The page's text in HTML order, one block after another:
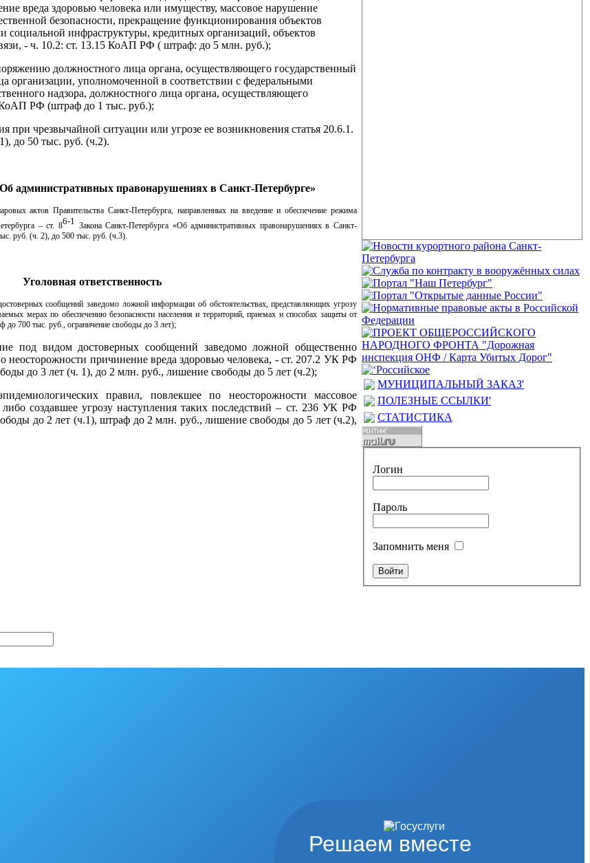
вреда здоровью человека или имуществу, массовое нарушение
безопасности, прекращение функционирования объектов
социальной инфраструктуры, кредитных организаций, объектов
- ч. 10.2: ст. 13.15 КоАП РФ ( штраф: до 5 млн. руб.);
должностного лица органа, осуществляющего государственный
организации, уполномоченной в соответствии с федеральными
надзора, должностного лица органа, осуществляющего
РФ (штраф до 1 тыс. руб.);
при чрезвычайной ситуации или угрозе ее возникновения статья 20.6.1.
до 50 тыс. руб. (ч.2).
административных правонарушениях в Санкт-Петербурге»
актов Правительства Санкт-Петербурга, направленных на введение и обеспечение режима
– ст. 86-1 Закона Санкт-Петербурга «Об административных правонарушениях в Санкт-
руб. (ч. 2), до 500 тыс. руб. (ч.3).
Уголовная ответственность
сообщений заведомо ложной информации об обстоятельствах, представляющих угрозу
мерах по обеспечению безопасности населения и территорий, приемах и способах защиты от
700 тыс. руб., ограничение свободы до 3 лет);
под видом достоверных сообщений заведомо ложной общественно
причинение вреда здоровью человека, - ст. 207.2 УК РФ
до 3 лет (ч. 1), до 2 млн. руб., лишение свободы до 5 лет (ч.2);
правил, повлекшее по неосторожности массовое
создавшее угрозу наступления таких последствий – ст. 236 УК РФ
до 2 лет (ч.1), штраф до 2 млн. руб., лишение свободы до 5 лет (ч.2),
МУНИЦИПАЛЬНЫЙ ЗАКАЗ'
ПОЛЕЗНЫЕ ССЫЛКИ'
СТАТИСТИКА
Логин
Пароль
Запомнить меня
Решаем вместе